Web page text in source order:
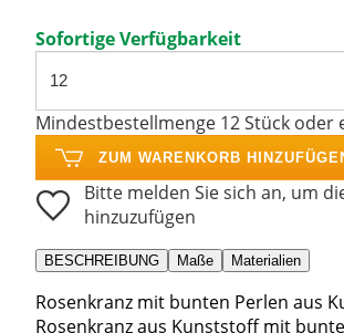
Sofortige Verfügbarkeit
Mindestbestellmenge 12 Stück oder
ZUM WARENKORB
Bitte melden Sie sich an, um
hinzuzufügen
BESCHREIBUNG Maße Materialien
Rosenkranz mit bunten Perlen aus
Rosenkranz aus Kunststoff mit